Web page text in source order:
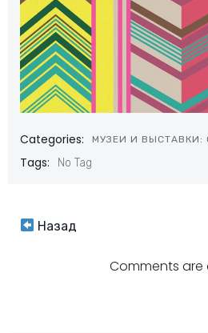
Categories: МУЗЕИ И ВЫСТАВКИ:
Tags: No Tag
Навигация
Назад
Comments are